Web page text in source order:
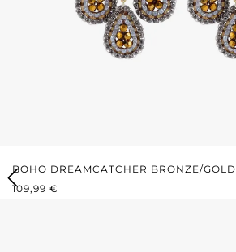
BOHO DREAMCATCHER BRONZE/GOLD
REGULÄRER PREIS:
109,99 €